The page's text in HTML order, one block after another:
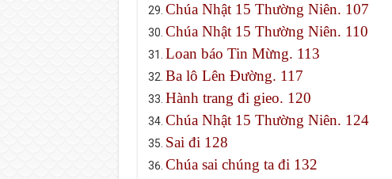
Chúa Nhật 15 Thường Niên. 107
Chúa Nhật 15 Thường Niên. 110
Loan báo Tin Mừng. 113
Ba lô Lên Đường. 117
Hành trang đi gieo. 120
Chúa Nhật 15 Thường Niên. 124
Sai đi 128
Chúa sai chúng ta đi 132